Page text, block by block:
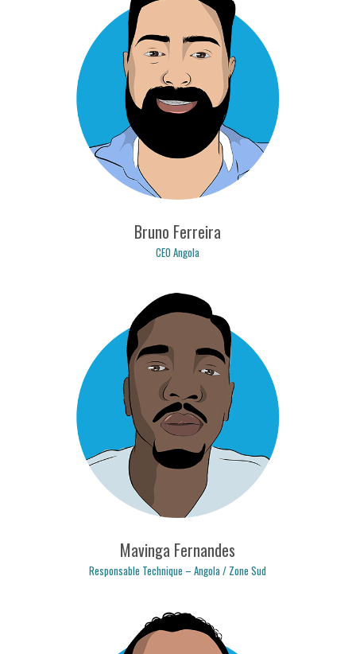
nuno.tavares@logicpulse.com
bruno.ferreira@logicpulse.com
Bruno Ferreira
CEO Angola
Mavinga Fernandes
Responsable Technique – Angola / Zone Sud